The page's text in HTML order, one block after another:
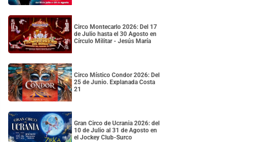
Circo Montecarlo 2026: Del 17
de Julio hasta el 30 Agosto en
Círculo Militar - Jesús María
Circo Místico Condor 2026: Del
25 de Junio. Explanada Costa
21
Gran Circo de Ucrania 2026: del
10 de Julio al 31 de Agosto en
el Jockey Club-Surco